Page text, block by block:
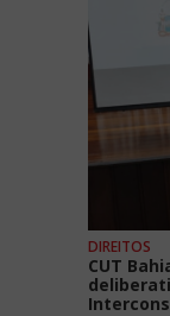
DIREITOS
CUT